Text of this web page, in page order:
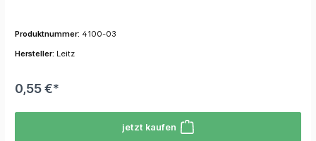
Produktnummer: 4100-03
Hersteller: Leitz
0,55 €*
jetzt kaufen